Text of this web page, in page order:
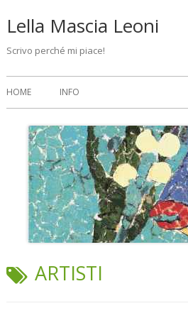
Lella Mascia Leoni
Scrivo perché mi piace!
Menu
principale
HOME INFO
TAG:
ARTISTI